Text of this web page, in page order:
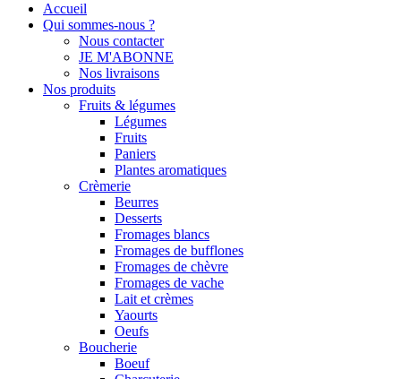
Accueil
Qui sommes-nous ?
Nous contacter
JE M'ABONNE
Nos livraisons
Nos produits
Fruits & légumes
Légumes
Fruits
Paniers
Plantes aromatiques
Crèmerie
Beurres
Desserts
Fromages blancs
Fromages de bufflones
Fromages de chèvre
Fromages de vache
Lait et crèmes
Yaourts
Oeufs
Boucherie
Boeuf